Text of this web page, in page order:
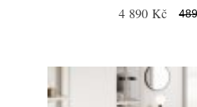
4 890 Kč